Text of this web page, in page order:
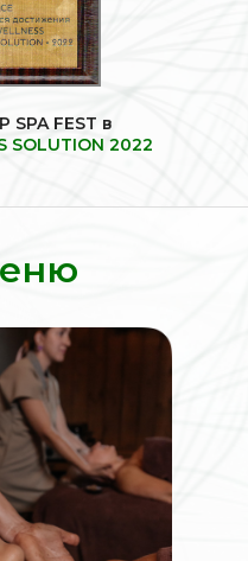
SPA FEST в
SOLUTION 2022